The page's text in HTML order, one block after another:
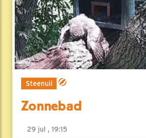
Steenuil
Zonnebad
29 jul , 19:15